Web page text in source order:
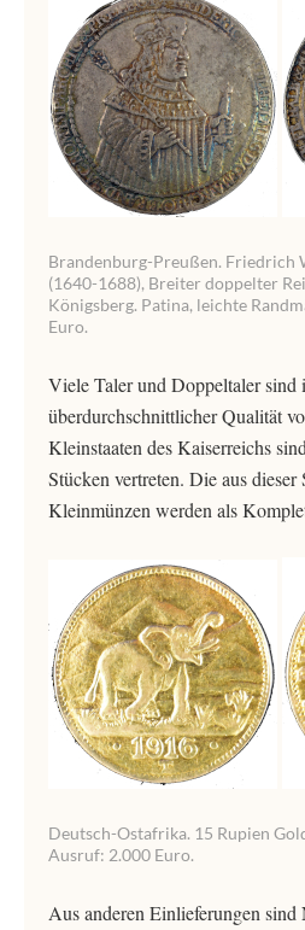
Brandenburg-Preußen.
(1640-1688), Breiter doppelter
Königsberg. Patina, leichte
Euro.
Viele Taler und Doppeltaler sind
überdurchschnittlicher Qualität
Kleinstaaten des Kaiserreichs
Stücken vertreten. Die aus
Kleinmünzen werden als
Deutsch-Ostafrika. 15 Rupien
Ausruf: 2.000 Euro.
Aus anderen Einlieferungen